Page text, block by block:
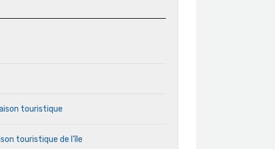
touristique
touristique de l’île